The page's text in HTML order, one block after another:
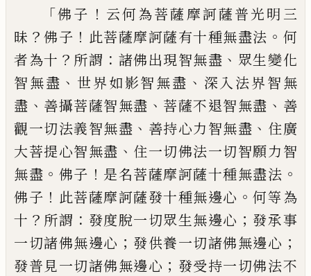
「佛子 ！ 云何為菩薩摩訶薩普光明三
昧 ？佛子 ！ 此菩薩摩訶薩有十種無盡法 。 何
者為十 ？ 所謂 ： 諸佛出現智無盡 、 眾生變化
智無盡 、 世界如影智無盡 、 深入法界智無
盡 、 善攝菩薩智無盡 、 菩薩不退智無盡 、 善
觀一切法義智無盡 、 善持心力智無盡 、 住廣
大菩提心智無盡 、 住一切佛法一切智願力智
無盡 。 佛子 ！ 是名菩薩摩訶薩十種無盡法 。
佛子 ！ 此菩薩摩訶薩發十種無邊心 。何等為
十 ？ 所謂 ： 發度脫一切眾生無邊心 ； 發承事
一切諸佛無邊心 ； 發供養一切諸佛無邊心 ；
發普見一切諸佛無邊心 ； 發受持一切佛法不